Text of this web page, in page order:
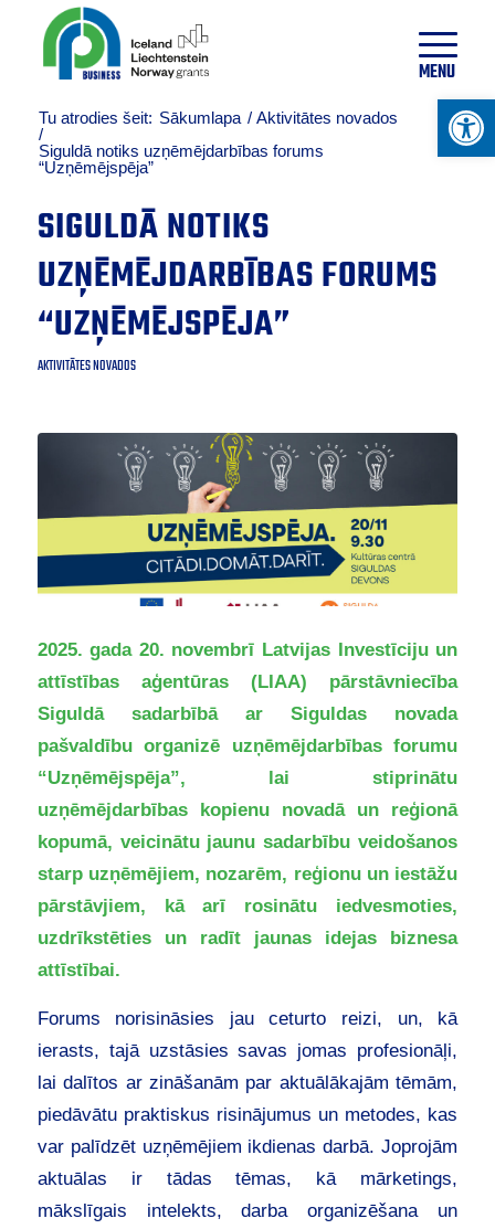
MENU
Tu atrodies šeit: Sākumlapa / Aktivitātes novados
/
Siguldā notiks uzņēmējdarbības forums
“Uzņēmējspēja”
SIGULDĀ NOTIKS
UZŅĒMĒJDARBĪBAS FORUMS
“UZŅĒMĒJSPĒJA”
AKTIVITĀTES NOVADOS
2025. gada 20. novembrī Latvijas Investīciju un
attīstības aģentūras (LIAA) pārstāvniecība
Siguldā sadarbībā ar Siguldas novada
pašvaldību organizē uzņēmējdarbības forumu
“Uzņēmējspēja”, lai stiprinātu
uzņēmējdarbības kopienu novadā un reģionā
kopumā, veicinātu jaunu sadarbību veidošanos
starp uzņēmējiem, nozarēm, reģionu un iestāžu
pārstāvjiem, kā arī rosinātu iedvesmoties,
uzdrīkstēties un radīt jaunas idejas biznesa
attīstībai.
Forums norisināsies jau ceturto reizi, un, kā
ierasts, tajā uzstāsies savas jomas profesionāļi,
lai dalītos ar zināšanām par aktuālākajām tēmām,
piedāvātu praktiskus risinājumus un metodes, kas
var palīdzēt uzņēmējiem ikdienas darbā. Joprojām
aktuālas ir tādas tēmas, kā mārketings,
mākslīgais intelekts, darba organizēšana un